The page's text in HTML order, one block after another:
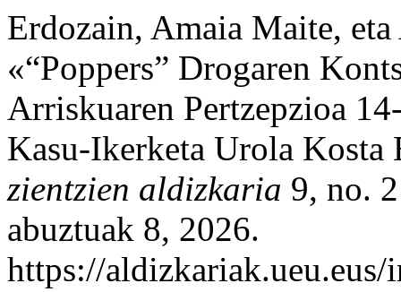
Erdozain, Amaia Maite,
«“Poppers” Drogaren
Arriskuaren Pertzepzioa
Kasu-Ikerketa Urola Kosta
zientzien aldizkaria 9, no.
abuztuak 8, 2026.
https://